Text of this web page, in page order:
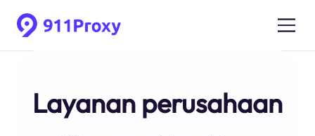
Layanan perusahaan